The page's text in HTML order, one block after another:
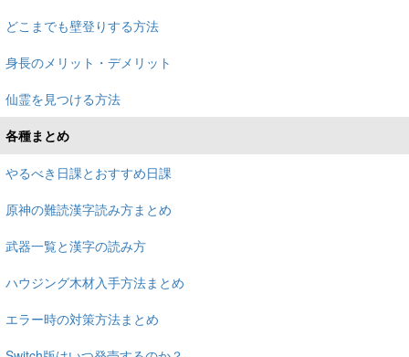
どこまでも壁登りする方法
身長のメリット・デメリット
仙霊を見つける方法
各種まとめ
やるべき日課とおすすめ日課
原神の難読漢字読み方まとめ
武器一覧と漢字の読み方
ハウジング木材入手方法まとめ
エラー時の対策方法まとめ